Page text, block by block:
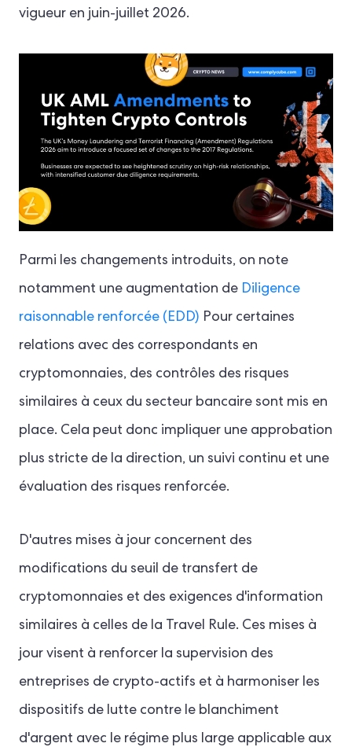
vigueur en juin-juillet 2026.
Parmi les changements introduits, on note
notamment une augmentation de Diligence
raisonnable renforcée (EDD) Pour certaines
relations avec des correspondants en
cryptomonnaies, des contrôles des risques
similaires à ceux du secteur bancaire sont mis en
place. Cela peut donc impliquer une approbation
plus stricte de la direction, un suivi continu et une
évaluation des risques renforcée.
D'autres mises à jour concernent des
modifications du seuil de transfert de
cryptomonnaies et des exigences d'information
similaires à celles de la Travel Rule. Ces mises à
jour visent à renforcer la supervision des
entreprises de crypto-actifs et à harmoniser les
dispositifs de lutte contre le blanchiment
d'argent avec le régime plus large applicable aux